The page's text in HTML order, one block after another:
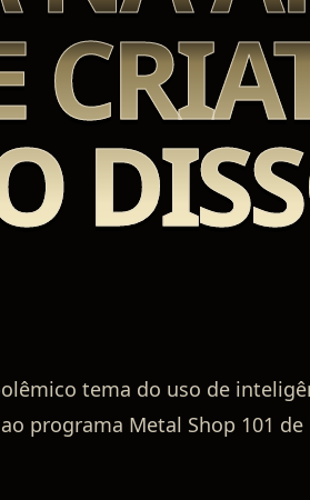
tema do uso de
programa Metal Shop 101 de